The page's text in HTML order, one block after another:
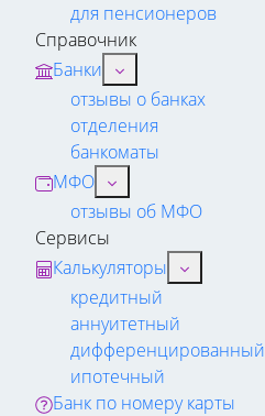
для пенсионеров
Справочник
Банки
отзывы о банках
отделения
банкоматы
МФО
отзывы об МФО
Сервисы
Калькуляторы
кредитный
аннуитетный
дифференцированный
ипотечный
Банк по номеру карты